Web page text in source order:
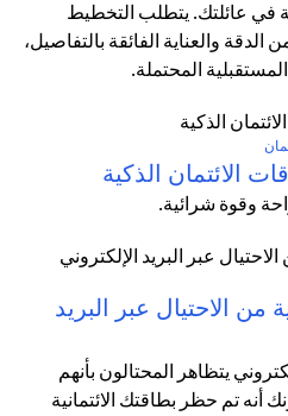
في عائلتك. يتطلب التخطيط
الدقة والعناية الفائقة بالتفاصيل،
المحتملة.
الائتمان الذكية
وقوة شرائية.
الاحتيال عبر البريد
يتظاهر المحتالون بأنهم
تم حظر بطاقتك الائتمانية